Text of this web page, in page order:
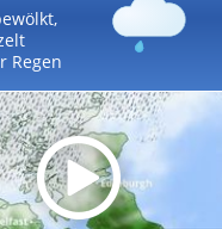
Regen